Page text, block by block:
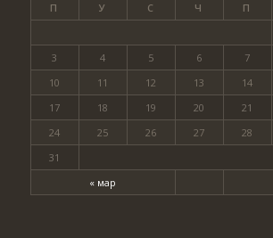
П У С Ч П
« мар
3
4 5 6 7
10
11 12 13 14
17
18 19 20 21
24
25 26 27 28
31